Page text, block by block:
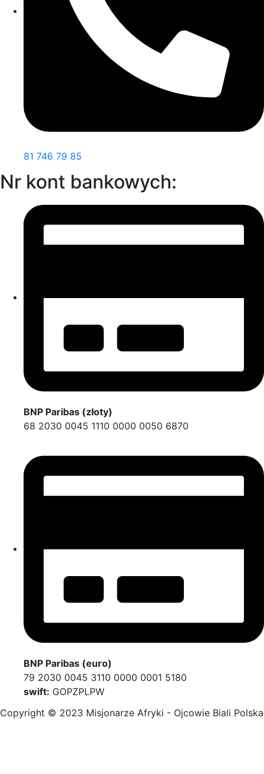
81 746 79 85
Nr kont bankowych:
BNP Paribas (złoty)
68 2030 0045 1110 0000 0050 6870
BNP Paribas (euro)
79 2030 0045 3110 0000 0001 5180
swift: GOPZPLPW
Copyright © 2023 Misjonarze Afryki - Ojcowie Biali Polska